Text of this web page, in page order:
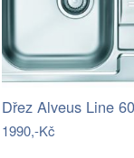
1990,-Kč